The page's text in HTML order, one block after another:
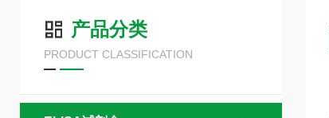
产品分类
PRODUCT CLASSIFICATION